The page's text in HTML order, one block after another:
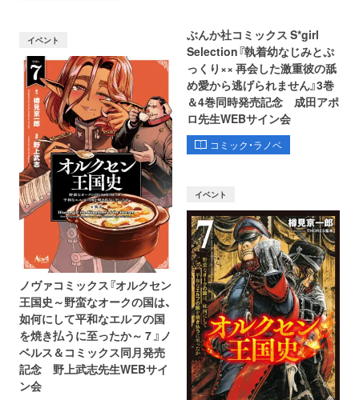
ぶんか社コミックス S*girl
Selection『執着幼なじみとぷ
っくり×× 再会した激重彼の舐
め愛から逃げられません』3巻
＆4巻同時発売記念 成田アポ
ロ先生WEBサイン会
コミック・ラノベ
イベント
ノヴァコミックス『オルクセン
王国史～野蛮なオークの国は、
如何にして平和なエルフの国
を焼き払うに至ったか～ 7 』ノ
ベルス＆コミックス同月発売
記念 野上武志先生WEBサイ
ン会
イベント